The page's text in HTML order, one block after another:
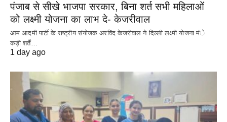
पंजाब से सीखे भाजपा सरकार, बिना शर्त सभी महिलाओं
को लक्ष्मी योजना का लाभ दे- केजरीवाल
आम आदमी पार्टी के राष्ट्रीय संयोजक अरविंद केजरीवाल ने दिल्ली लक्ष्मी योजना मंे
कड़ी शर्तें…
1 day ago